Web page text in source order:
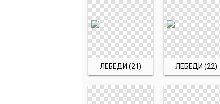
ЛЕБЕДИ (21) ЛЕБЕДИ (22)